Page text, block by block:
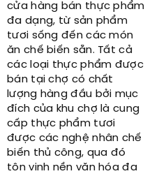
cửa hàng bán thực phẩm
đa dạng, từ sản phẩm
tươi sống đến các món
ăn chế biến sẵn. Tất cả
các loại thực phẩm được
bán tại chợ có chất
lượng hàng đầu bởi mục
đích của khu chợ là cung
cấp thực phẩm tươi
được các nghệ nhân chế
biến thủ công, qua đó
tôn vinh nền văn hóa đa